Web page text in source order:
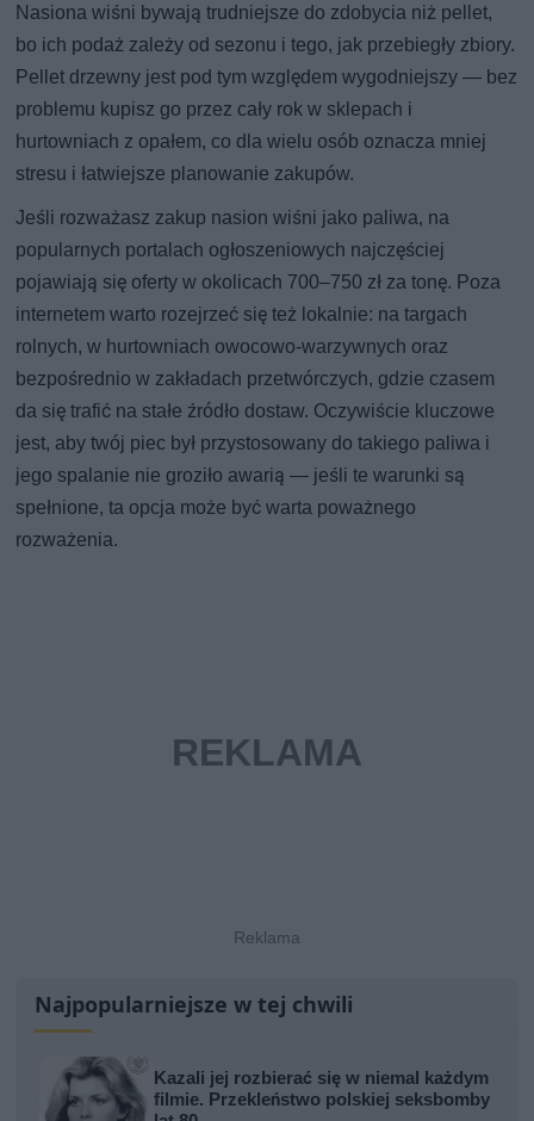
Nasiona wiśni bywają trudniejsze do zdobycia niż pellet,
bo ich podaż zależy od sezonu i tego, jak przebiegły zbiory.
Pellet drzewny jest pod tym względem wygodniejszy — bez
problemu kupisz go przez cały rok w sklepach i
hurtowniach z opałem, co dla wielu osób oznacza mniej
stresu i łatwiejsze planowanie zakupów.
Jeśli rozważasz zakup nasion wiśni jako paliwa, na
popularnych portalach ogłoszeniowych najczęściej
pojawiają się oferty w okolicach 700–750 zł za tonę. Poza
internetem warto rozejrzeć się też lokalnie: na targach
rolnych, w hurtowniach owocowo-warzywnych oraz
bezpośrednio w zakładach przetwórczych, gdzie czasem
da się trafić na stałe źródło dostaw. Oczywiście kluczowe
jest, aby twój piec był przystosowany do takiego paliwa i
jego spalanie nie groziło awarią — jeśli te warunki są
spełnione, ta opcja może być warta poważnego
rozważenia.
Najpopularniejsze w tej chwili
Kazali jej rozbierać się w niemal każdym
filmie. Przekleństwo polskiej seksbomby